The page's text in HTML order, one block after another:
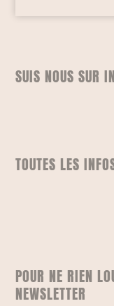
SUIS NOUS SUR
TOUTES LES
POUR NE RIEN
NEWSLETTER